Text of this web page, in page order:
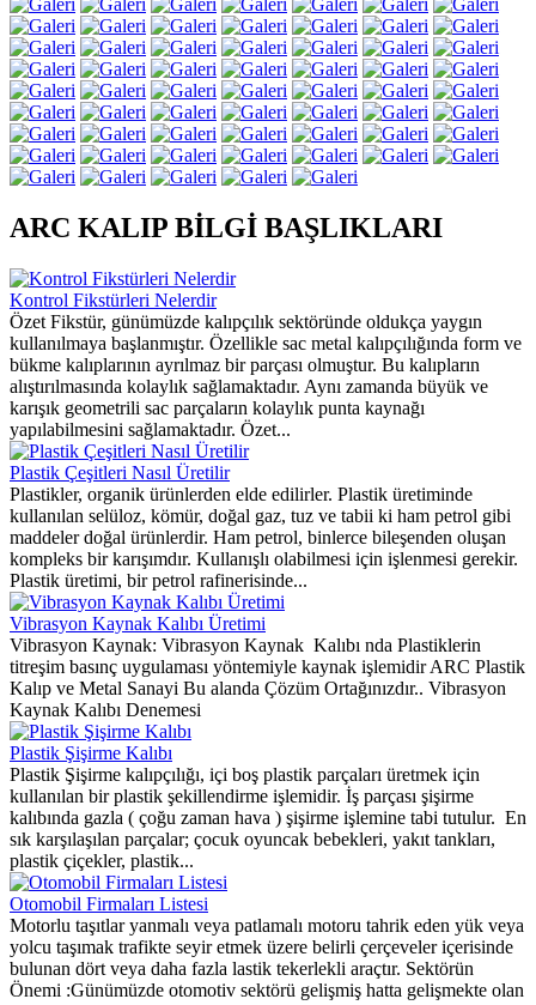
ARC KALIP BİLGİ BAŞLIKLARI
Kontrol Fikstürleri Nelerdir
Özet Fikstür, günümüzde kalıpçılık sektöründe oldukça yaygın
kullanılmaya başlanmıştır. Özellikle sac metal kalıpçılığında form ve
bükme kalıplarının ayrılmaz bir parçası olmuştur. Bu kalıpların
alıştırılmasında kolaylık sağlamaktadır. Aynı zamanda büyük ve
karışık geometrili sac parçaların kolaylık punta kaynağı
yapılabilmesini sağlamaktadır. Özet...
Plastik Çeşitleri Nasıl Üretilir
Plastikler, organik ürünlerden elde edilirler. Plastik üretiminde
kullanılan selüloz, kömür, doğal gaz, tuz ve tabii ki ham petrol gibi
maddeler doğal ürünlerdir. Ham petrol, binlerce bileşenden oluşan
kompleks bir karışımdır. Kullanışlı olabilmesi için işlenmesi gerekir.
Plastik üretimi, bir petrol rafinerisinde...
Vibrasyon Kaynak Kalıbı Üretimi
Vibrasyon Kaynak: Vibrasyon Kaynak Kalıbı nda Plastiklerin
titreşim basınç uygulaması yöntemiyle kaynak işlemidir ARC Plastik
Kalıp ve Metal Sanayi Bu alanda Çözüm Ortağınızdır.. Vibrasyon
Kaynak Kalıbı Denemesi
Plastik Şişirme Kalıbı
Plastik Şişirme kalıpçılığı, içi boş plastik parçaları üretmek için
kullanılan bir plastik şekillendirme işlemidir. İş parçası şişirme
kalıbında gazla ( çoğu zaman hava ) şişirme işlemine tabi tutulur. En
sık karşılaşılan parçalar; çocuk oyuncak bebekleri, yakıt tankları,
plastik çiçekler, plastik...
Otomobil Firmaları Listesi
Motorlu taşıtlar yanmalı veya patlamalı motoru tahrik eden yük veya
yolcu taşımak trafikte seyir etmek üzere belirli çerçeveler içerisinde
bulunan dört veya daha fazla lastik tekerlekli araçtır. Sektörün
Önemi :Günümüzde otomotiv sektörü gelişmiş hatta gelişmekte olan